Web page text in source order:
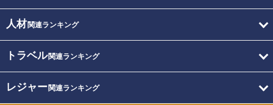
人材関連ランキング
トラベル関連ランキング
レジャー関連ランキング